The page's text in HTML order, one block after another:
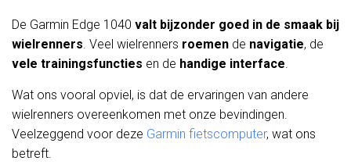
De Garmin Edge 1040 valt bijzonder goed in de smaak bij
wielrenners. Veel wielrenners roemen de navigatie, de
vele trainingsfuncties en de handige interface.
Wat ons vooral opviel, is dat de ervaringen van andere
wielrenners overeenkomen met onze bevindingen.
Veelzeggend voor deze Garmin fietscomputer, wat ons
betreft.